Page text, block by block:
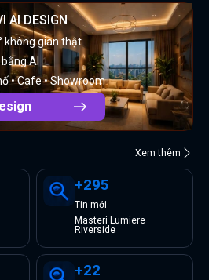
AI DESIGN
không gian thật
AI
• Cafe • Showroom
Xem thêm
+295
Tin mới
Masteri Lumiere
Riverside
+22